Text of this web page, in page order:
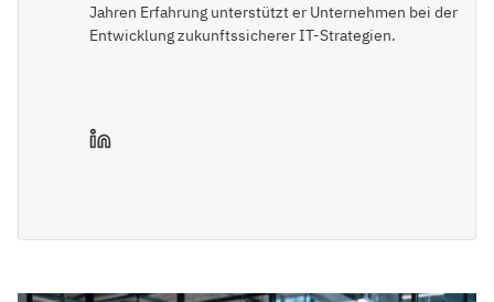
Jahren Erfahrung unterstützt er Unternehmen bei der
Entwicklung zukunftssicherer IT-Strategien.